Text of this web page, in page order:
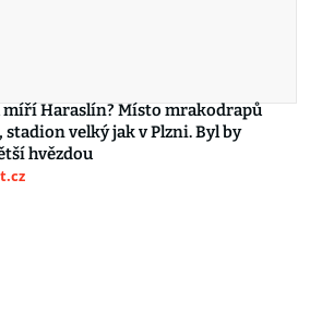
míří Haraslín? Místo mrakodrapů
stadion velký jak v Plzni. Byl by
hvězdou